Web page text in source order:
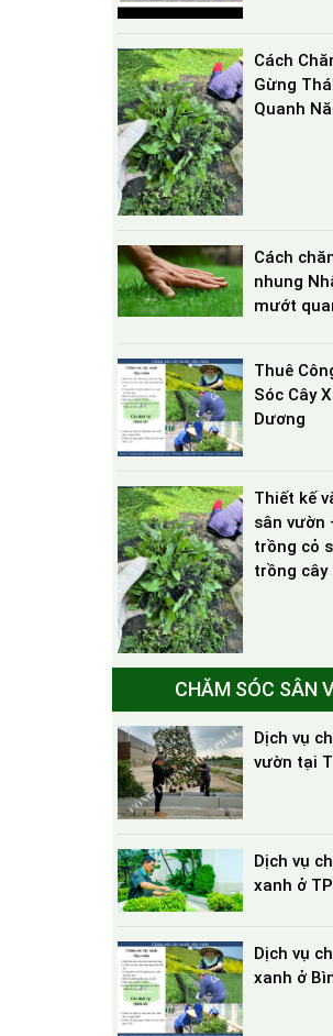
Cách
Gừng
Quanh
Cách
nhung
mướt
Thuê
Sóc Cây
Dương
Thiết kế
sân vườn
trồng cỏ
trồng cây
CHĂM SÓC SÂN
Dịch vụ
vườn tại
Dịch vụ
xanh ở
Dịch vụ
xanh ở